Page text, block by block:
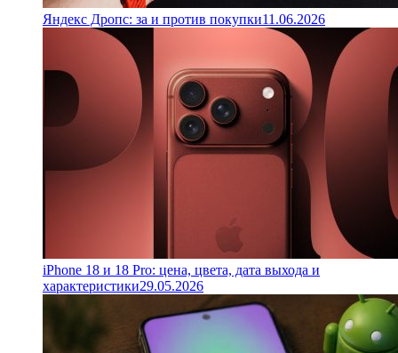
Яндекс Дропс: за и против покупки11.06.2026
iPhone 18 и 18 Pro: цена, цвета, дата выхода и
характеристики29.05.2026